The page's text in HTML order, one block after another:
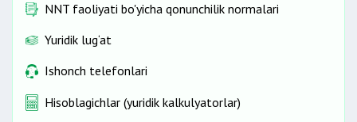
NNT faoliyati bo'yicha qonunchilik normalari
Yuridik lug‘at
Ishonch telefonlari
Hisoblagichlar (yuridik kalkulyatorlar)